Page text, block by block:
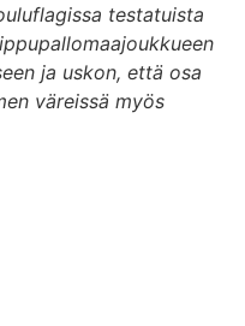
testatuista
ja uskon, että osa
väreissä myös